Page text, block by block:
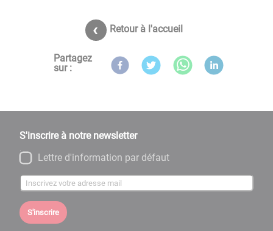
Retour à l'accueil
Partagez
sur :
S'inscrire à notre newsletter
Lettre d'information par défaut
S'inscrire